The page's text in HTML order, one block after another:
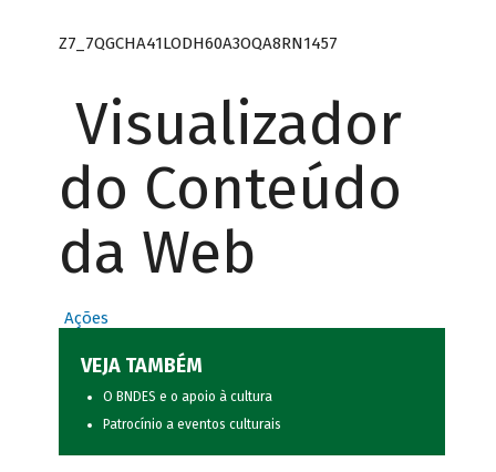
Z7_7QGCHA41LODH60A3OQA8RN1457
Visualizador
do Conteúdo
da Web
Ações
VEJA TAMBÉM
O BNDES e o apoio à cultura
Patrocínio a eventos culturais